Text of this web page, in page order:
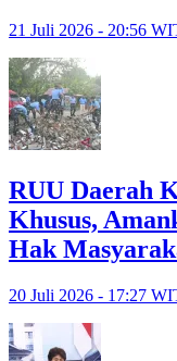
21 Juli 2026 - 20:56
RUU Daerah
Khusus,
Hak
20 Juli 2026 - 17:27